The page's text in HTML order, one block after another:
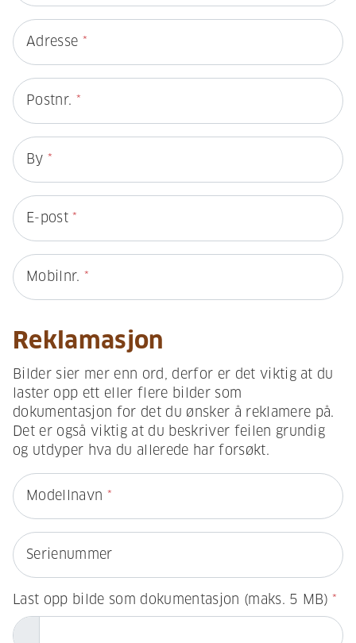
Adresse *
Postnr. *
By *
E-post*
Mobilnr. *
Reklamasjon
Bilder sier mer enn ord, derfor er det viktig at du
laster opp ett eller flere bilder som
dokumentasjon for det du ønsker å reklamere på.
Det er også viktig at du beskriver feilen grundig
og utdyper hva du allerede har forsøkt.
Modellnavn *
Serienummer
Last opp bilde som dokumentasjon (maks. 5 MB)*